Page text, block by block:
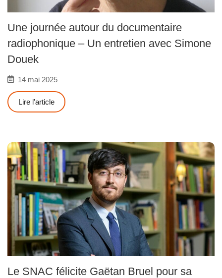
Une journée autour du documentaire
radiophonique – Un entretien avec Simone
Douek
14 mai 2025
Lire l'article
Le SNAC félicite Gaëtan Bruel pour sa